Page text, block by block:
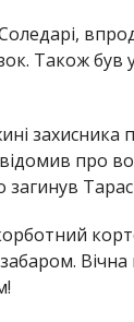
Також був
захисника
про
загинув
Вічна